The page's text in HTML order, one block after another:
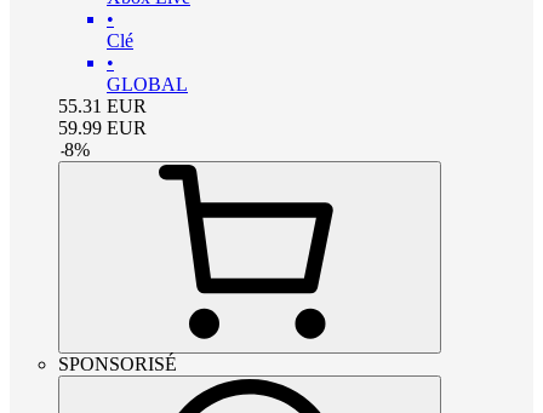
•
Clé
•
GLOBAL
55.31 EUR
59.99 EUR
-8%
SPONSORISÉ